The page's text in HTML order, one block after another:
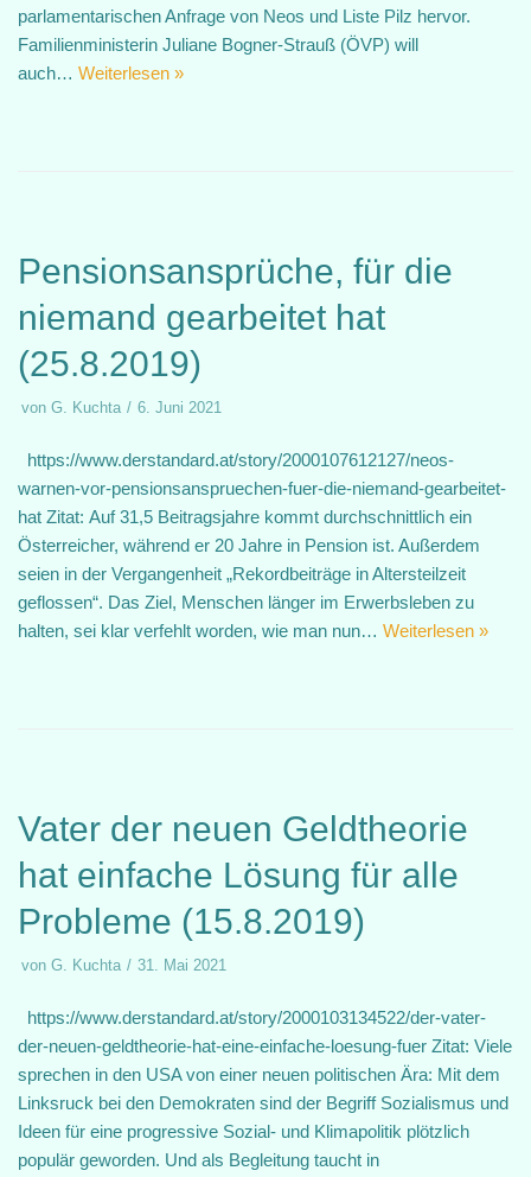
parlamentarischen Anfrage von Neos und Liste Pilz hervor.
Familienministerin Juliane Bogner-Strauß (ÖVP) will
auch… Weiterlesen »
Pensionsansprüche, für die
niemand gearbeitet hat
(25.8.2019)
von G. Kuchta 6. Juni 2021
https://www.derstandard.at/story/2000107612127/neos-
warnen-vor-pensionsanspruechen-fuer-die-niemand-gearbeitet-
hat Zitat: Auf 31,5 Beitragsjahre kommt durchschnittlich ein
Österreicher, während er 20 Jahre in Pension ist. Außerdem
seien in der Vergangenheit „Rekordbeiträge in Altersteilzeit
geflossen“. Das Ziel, Menschen länger im Erwerbsleben zu
halten, sei klar verfehlt worden, wie man nun… Weiterlesen »
Vater der neuen Geldtheorie
hat einfache Lösung für alle
Probleme (15.8.2019)
von G. Kuchta 31. Mai 2021
https://www.derstandard.at/story/2000103134522/der-vater-
der-neuen-geldtheorie-hat-eine-einfache-loesung-fuer Zitat: Viele
sprechen in den USA von einer neuen politischen Ära: Mit dem
Linksruck bei den Demokraten sind der Begriff Sozialismus und
Ideen für eine progressive Sozial- und Klimapolitik plötzlich
populär geworden. Und als Begleitung taucht in